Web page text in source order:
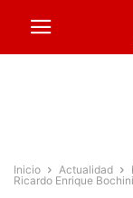
Inicio Actualidad
Ricardo Enrique Bochini